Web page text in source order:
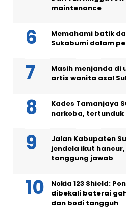
maintenance
Memahami batik
Sukabumi dalam
Masih menjanda di
artis wanita asal
Kades Tamanjaya
narkoba,
Jalan Kabupaten
jendela ikut
tanggung jawab
Nokia 123 Shield:
dibekali baterai
dan bodi tangguh